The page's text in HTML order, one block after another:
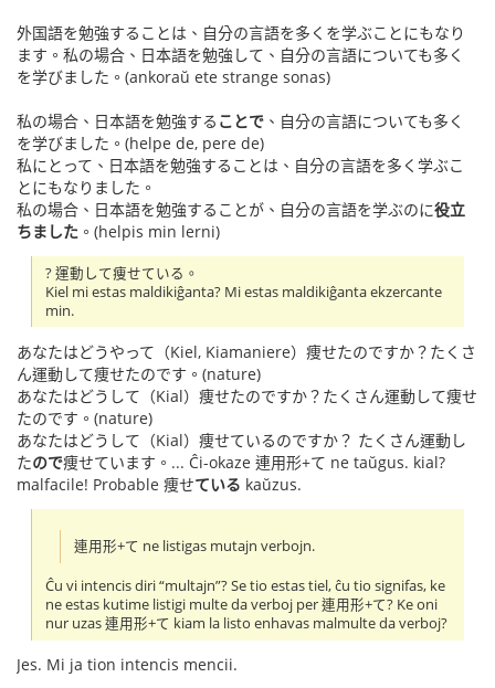
外国語を勉強することは、自分の言語を多くを学ぶことにもなり
ます。私の場合、日本語を勉強して、自分の言語についても多く
を学びました。(ankoraŭ ete strange sonas)
私の場合、日本語を勉強する ことで 、自分の言語についても多く
を学びました。(helpe de, pere de)
私にとって、日本語を勉強することは、自分の言語を多く学ぶこ
とにもなりました。
私の場合、日本語を勉強することが、自分の言語を学ぶのに役立
ちました 。(helpis min lerni)
? 運動して痩せている。
Kiel mi estas maldikiĝanta? Mi estas maldikiĝanta ekzercante
min.
あなたはどうやって（Kiel, Kiamaniere）痩せたのですか？たくさ
ん運動して痩せたのです。(nature)
あなたはどうして（Kial）痩せたのですか？たくさん運動して痩せ
たのです。(nature)
あなたはどうして（Kial）痩せているのですか？ たくさん運動し
たので痩せています。... Ĉi-okaze 連用形+て ne taŭgus. kial?
malfacile! Probable 痩せている kaŭzus.
連用形+て ne listigas mutajn verbojn.
Ĉu vi intencis diri “multajn”? Se tio estas tiel, ĉu tio signifas, ke
ne estas kutime listigi multe da verboj per 連用形+て? Ke oni
nur uzas 連用形+て kiam la listo enhavas malmulte da verboj?
Jes. Mi ja tion intencis mencii.